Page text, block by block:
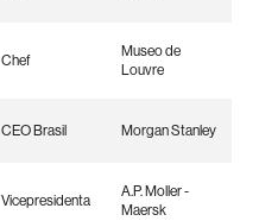
Chef
Museo de
Louvre
CEO Brasil Morgan Stanley
Vicepresidenta
A.P. Moller -
Maersk